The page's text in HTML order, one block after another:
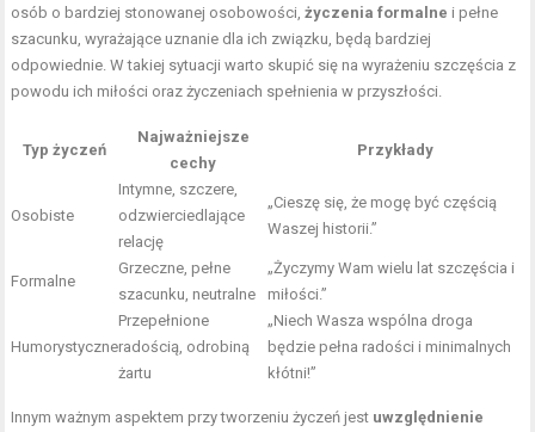
osób o bardziej stonowanej osobowości,życzenia formalne i pełne
szacunku, wyrażające uznanie dla ich związku, będą bardziej
odpowiednie. W takiej sytuacji warto skupić się na wyrażeniu szczęścia z
powodu ich miłości oraz życzeniach spełnienia w przyszłości.
Typ życzeń
Najważniejsze
cechy
Przykłady
Osobiste
Intymne, szczere,
odzwierciedlające
relację
„Cieszę się, że mogę być częścią
Waszej historii.”
Formalne
Grzeczne, pełne
szacunku, neutralne
„Życzymy Wam wielu lat szczęścia i
miłości.”
Humorystyczne
Przepełnione
radością, odrobiną
żartu
„Niech Wasza wspólna droga
będzie pełna radości i minimalnych
kłótni!”
Innym ważnym aspektem przy tworzeniu życzeń jest uwzględnienie